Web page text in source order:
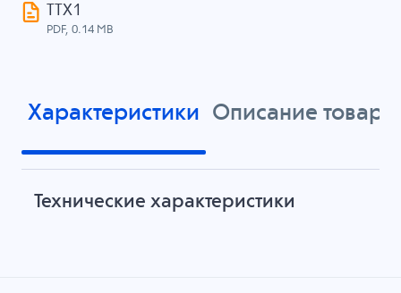
ТТХ1
PDF, 0.14 MB
Характеристики Описание товара
Технические характеристики